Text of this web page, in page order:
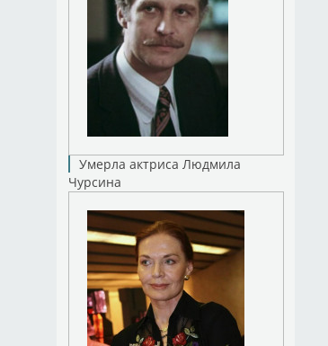
Умерла актриса Людмила
Чурсина